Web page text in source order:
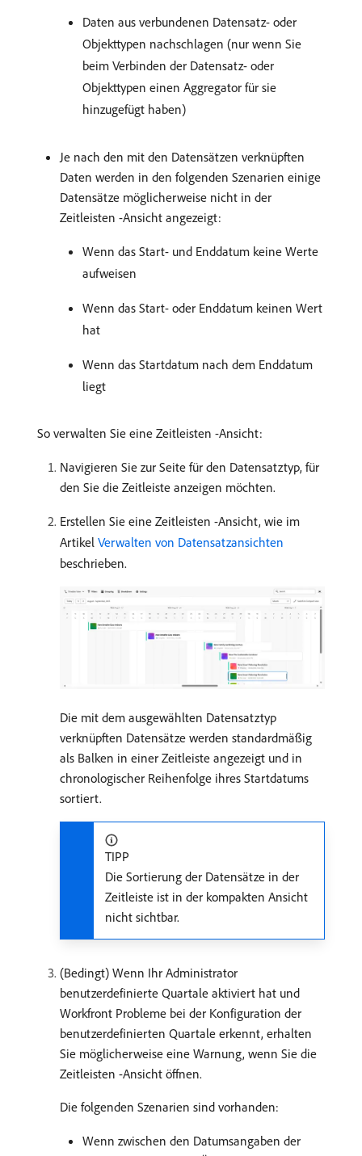
Daten aus verbundenen Datensatz- oder
Objekttypen nachschlagen (nur wenn Sie
beim Verbinden der Datensatz- oder
Objekttypen einen Aggregator für sie
hinzugefügt haben)
Je nach den mit den Datensätzen verknüpften
Daten werden in den folgenden Szenarien einige
Datensätze möglicherweise nicht in der
Zeitleisten -Ansicht angezeigt:
Wenn das Start- und Enddatum keine Werte
aufweisen
Wenn das Start- oder Enddatum keinen Wert
hat
Wenn das Startdatum nach dem Enddatum
liegt
So verwalten Sie eine Zeitleisten -Ansicht:
Navigieren Sie zur Seite für den Datensatztyp, für
den Sie die Zeitleiste anzeigen möchten.
Erstellen Sie eine Zeitleisten -Ansicht, wie im
Artikel Verwalten von Datensatzansichten
beschrieben.
Die mit dem ausgewählten Datensatztyp
verknüpften Datensätze werden standardmäßig
als Balken in einer Zeitleiste angezeigt und in
chronologischer Reihenfolge ihres Startdatums
sortiert.
TIPP
Die Sortierung der Datensätze in der
Zeitleiste ist in der kompakten Ansicht
nicht sichtbar.
(Bedingt) Wenn Ihr Administrator
benutzerdefinierte Quartale aktiviert hat und
Workfront Probleme bei der Konfiguration der
benutzerdefinierten Quartale erkennt, erhalten
Sie möglicherweise eine Warnung, wenn Sie die
Zeitleisten -Ansicht öffnen.
Die folgenden Szenarien sind vorhanden:
Wenn zwischen den Datumsangaben der